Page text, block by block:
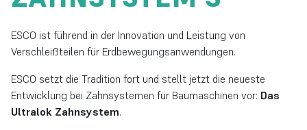
ESCO ist führend in der Innovation und Leistung von
Verschleißteilen für Erdbewegungsanwendungen.
ESCO setzt die Tradition fort und stellt jetzt die neueste
Entwicklung bei Zahnsystemen für Baumaschinen vor: Das
Ultralok Zahnsystem.